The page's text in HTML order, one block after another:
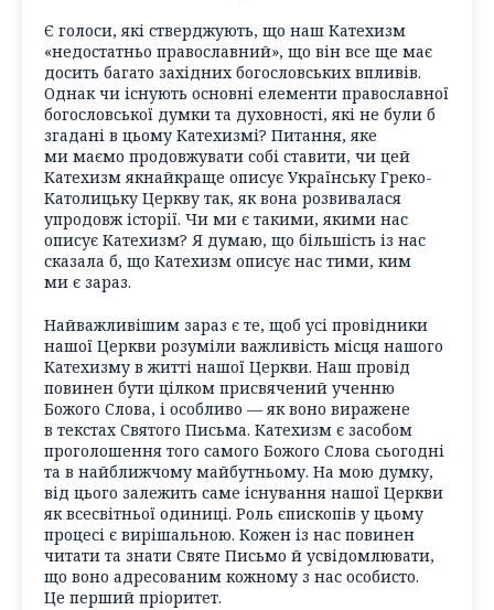
Є голоси, які стверджують, що наш Катехизм
«недостатньо православний», що він все ще має
досить багато західних богословських впливів.
Однак чи існують основні елементи православної
богословської думки та духовності, які не були б
згадані в цьому Катехизмі? Питання, яке
ми маємо продовжувати собі ставити, чи цей
Катехизм якнайкраще описує Українську Греко-
Католицьку Церкву так, як вона розвивалася
упродовж історії. Чи ми є такими, якими нас
описує Катехизм? Я думаю, що більшість із нас
сказала б, що Катехизм описує нас тими, ким
ми є зараз.
Найважливішим зараз є те, щоб усі провідники
нашої Церкви розуміли важливість місця нашого
Катехизму в житті нашої Церкви. Наш провід
повинен бути цілком присвячений ученню
Божого Слова, і особливо — як воно виражене
в текстах Святого Письма. Катехизм є засобом
проголошення того самого Божого Слова сьогодні
та в найближчому майбутньому. На мою думку,
від цього залежить саме існування нашої Церкви
як всесвітньої одиниці. Роль єпископів у цьому
процесі є вирішальною. Кожен із нас повинен
читати та знати Святе Письмо й усвідомлювати,
що воно адресованим кожному з нас особисто.
Це перший пріоритет.